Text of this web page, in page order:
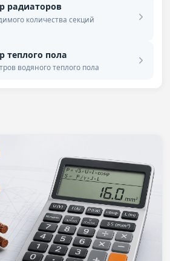
радиаторов
количества секций
теплого пола
водяного теплого пола